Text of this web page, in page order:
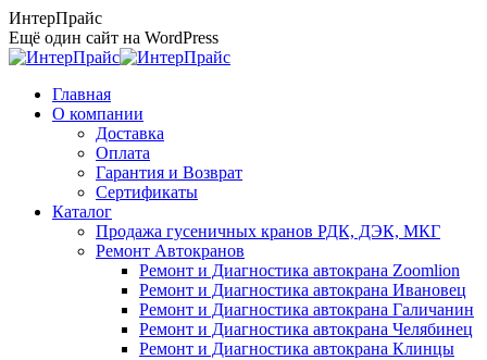
Перейти
к
содержанию
ИнтерПрайс
Ещё один сайт на WordPress
Главная
О компании
Доставка
Оплата
Гарантия и Возврат
Сертификаты
Каталог
Продажа гусеничных кранов РДК, ДЭК, МКГ
Ремонт Автокранов
Ремонт и Диагностика автокрана Zoomlion
Ремонт и Диагностика автокрана Ивановец
Ремонт и Диагностика автокрана Галичанин
Ремонт и Диагностика автокрана Челябинец
Ремонт и Диагностика автокрана Клинцы